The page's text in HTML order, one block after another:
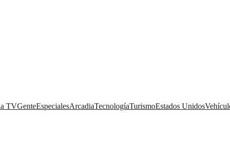
TVGenteEspecialesArcadiaTecnologíaTurismoEstados Unidos